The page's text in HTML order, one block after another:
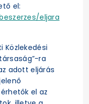
el:
eljara
Közlekedési
ra
adott eljárás
el az